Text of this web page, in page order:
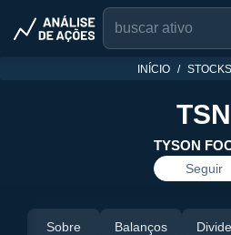
INÍCIO STOCKS
TSN
TYSON
Seguir
Sobre Balanços